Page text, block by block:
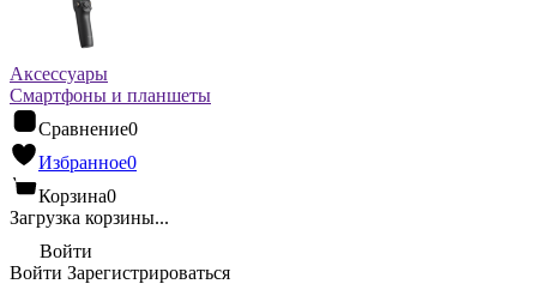
Аксессуары
Смартфоны и планшеты
Сравнение0
Избранное0
Корзина0
Загрузка корзины...
Войти
Войти Зарегистрироваться